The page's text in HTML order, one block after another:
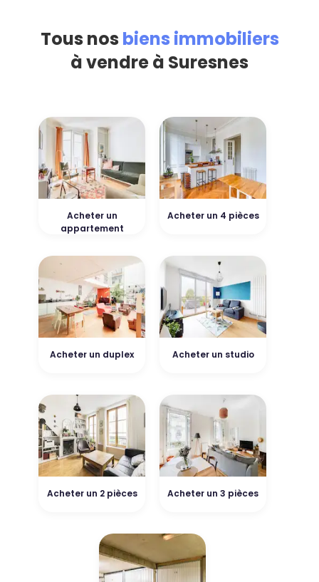
Tous nos biens immobiliers
à vendre à Suresnes
Acheter un
appartement
Acheter un 4 pièces
Acheter un duplex Acheter un studio
Acheter un 2 pièces Acheter un 3 pièces